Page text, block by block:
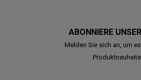
ABONNIERE
Melden Sie sich an, um